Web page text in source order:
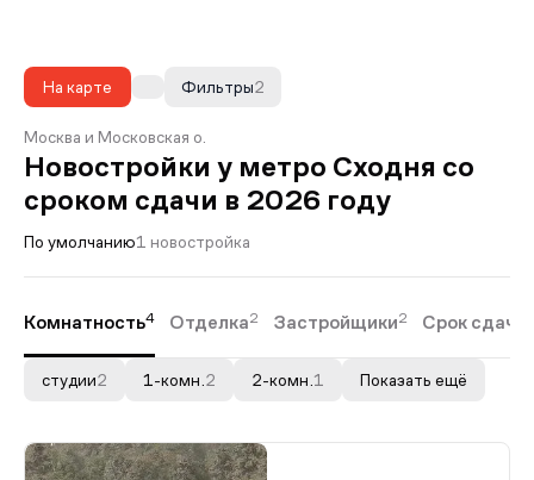
На карте 2
Фильтры
Москва и Московская о.
Новостройки у метро Сходня со
сроком сдачи в 2026 году
По умолчанию1 новостройка
Комнатность4 Отделка2 Застройщики2 Срок сдачи
студии2 1-комн. 2 2-комн. 1 Показать ещё